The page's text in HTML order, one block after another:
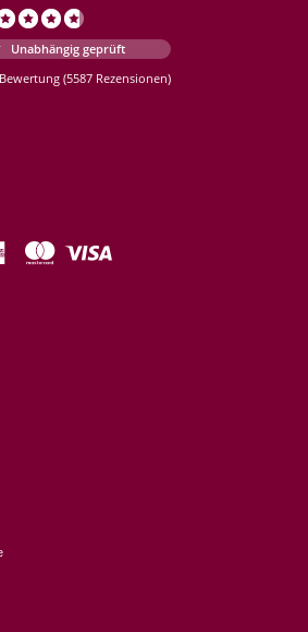
Unabhängig geprüft
(5587 Rezensionen)